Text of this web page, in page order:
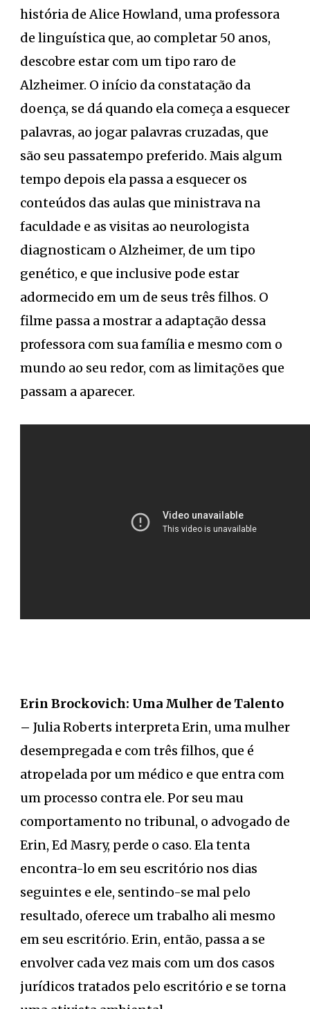
história de Alice Howland, uma professora
de linguística que, ao completar 50 anos,
descobre estar com um tipo raro de
Alzheimer. O início da constatação da
doença, se dá quando ela começa a esquecer
palavras, ao jogar palavras cruzadas, que
são seu passatempo preferido. Mais algum
tempo depois ela passa a esquecer os
conteúdos das aulas que ministrava na
faculdade e as visitas ao neurologista
diagnosticam o Alzheimer, de um tipo
genético, e que inclusive pode estar
adormecido em um de seus três filhos. O
filme passa a mostrar a adaptação dessa
professora com sua família e mesmo com o
mundo ao seu redor, com as limitações que
passam a aparecer.
Erin Brockovich: Uma Mulher de Talento
– Julia Roberts interpreta Erin, uma mulher
desempregada e com três filhos, que é
atropelada por um médico e que entra com
um processo contra ele. Por seu mau
comportamento no tribunal, o advogado de
Erin, Ed Masry, perde o caso. Ela tenta
encontra-lo em seu escritório nos dias
seguintes e ele, sentindo-se mal pelo
resultado, oferece um trabalho ali mesmo
em seu escritório. Erin, então, passa a se
envolver cada vez mais com um dos casos
jurídicos tratados pelo escritório e se torna